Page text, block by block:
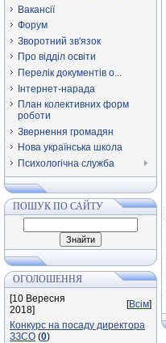
Вакансії
Форум
Зворотний зв'язок
Про відділ освіти
Перелік документів о...
Інтернет-нарада
План колективних форм
роботи
Звернення громадян
Нова українська школа
Психологічна служба
ПОШУК ПО САЙТУ
ОГОЛОШЕННЯ
[10 Вересня
2018]
[Всім]
Конкурс на посаду директора
ЗЗСО (0)